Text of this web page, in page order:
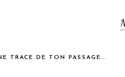
TRACE DE TON PASSAGE...